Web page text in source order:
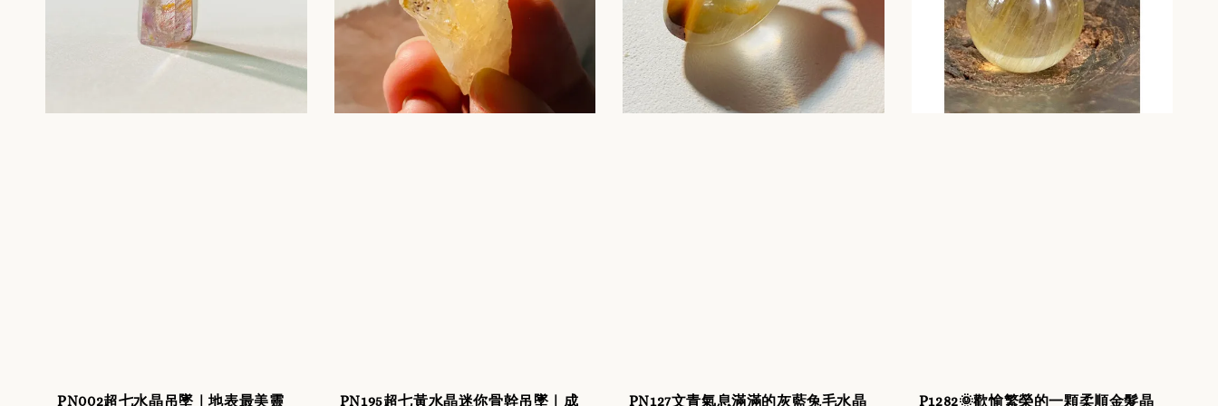
PN002超七水晶吊墜｜地表最美靈 PN195超七黃水晶迷你骨幹吊墜｜成 PN127文青氣息滿滿的灰藍兔毛水晶 P1282🌞歡愉繁榮的一顆柔順金髮晶